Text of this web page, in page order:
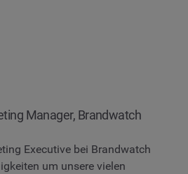
Manager, Brandwatch
Executive bei Brandwatch
um unsere vielen